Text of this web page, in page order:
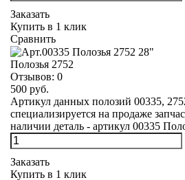
Заказать
Купить в 1 клик
Сравнить
Полозья 2752
Отзывов: 0
500 руб.
Артикул данных полозий 00335,
специализируется на продаже
наличии деталь - артикул 00335
Заказать
Купить в 1 клик